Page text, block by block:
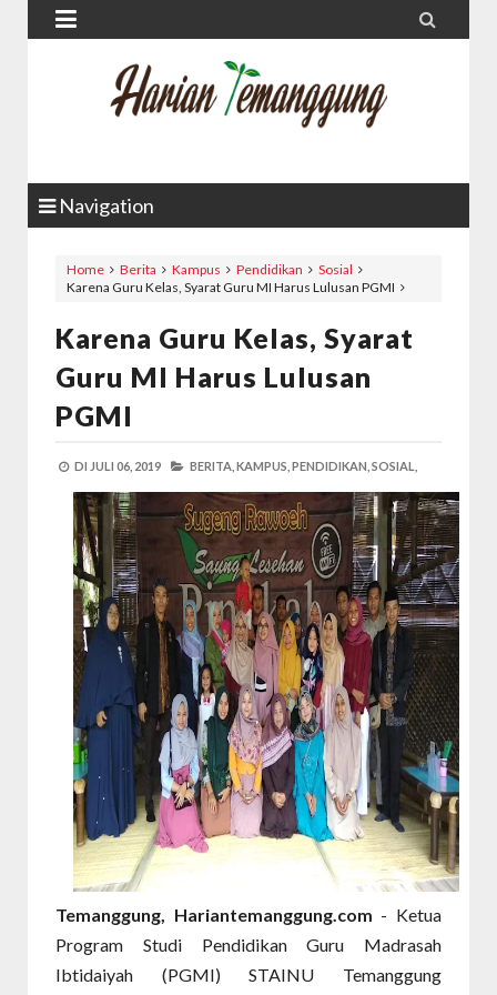
 
Navigation
Home Berita Kampus Pendidikan
Sosial
Karena Guru Kelas, Syarat Guru MI Harus Lulusan PGMI
Karena Guru Kelas, Syarat
Guru MI Harus Lulusan
PGMI
DI JULI 06, 2019 BERITA, KAMPUS, PENDIDIKAN, SOSIAL,
Temanggung, Hariantemanggung.com - Ketua
Program Studi Pendidikan Guru Madrasah
Ibtidaiyah (PGMI) STAINU Temanggung